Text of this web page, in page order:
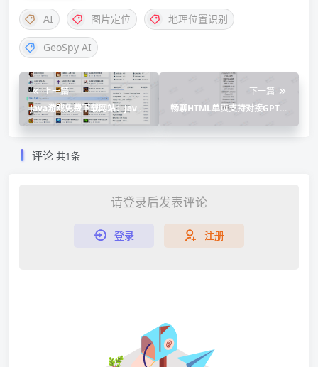
AI 图片定位 地理位置识别
GeoSpy AI
上一篇
Java游戏免费下载网站：Java
游戏小站
下一篇
畅聊HTML单页支持对接GPT大
评论 共1条
请登录后发表评论
登录 注册